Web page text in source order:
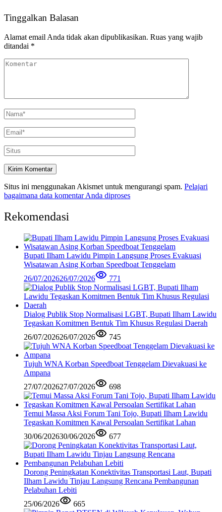
Tinggalkan Balasan
Alamat email Anda tidak akan dipublikasikan. Ruas yang wajib
ditandai *
Situs ini menggunakan Akismet untuk mengurangi spam. Pelajari
bagaimana data komentar Anda diproses
Rekomendasi
Bupati Ilham Lawidu Pimpin Langsung Proses Evakuasi
Wisatawan Asing Korban Speedboat Tenggelam
26/07/202626/07/2026 771
Dialog Publik Stop Normalisasi LGBT, Bupati Ilham Lawidu
Tegaskan Komitmen Bentuk Tim Khusus Regulasi Daerah
26/07/202626/07/2026 745
Tujuh WNA Korban Speedboat Tenggelam Dievakuasi ke
Ampana
27/07/202627/07/2026 698
Temui Massa Aksi Forum Tani Tojo, Bupati Ilham Lawidu
Tegaskan Komitmen Kawal Persoalan Sertifikat Lahan
30/06/202630/06/2026 677
Dorong Peningkatan Konektivitas Transportasi Laut, Bupati
Ilham Lawidu Tinjau Langsung Rencana Pembangunan
Pelabuhan Lebiti
25/06/2026
665